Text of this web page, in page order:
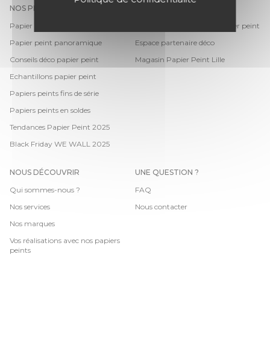
NOS PRODUITS
Papier peint tendance
Papier peint panoramique
Conseils déco papier peint
Echantillons papier peint
Papiers peints fins de série
Papiers peints en soldes
Tendances Papier Peint 2025
Black Friday WE WALL 2025
Trouver un magasin de papier peint
Espace partenaire déco
Magasin Papier Peint Lille
NOUS DÉCOUVRIR
Qui sommes-nous ?
Nos services
Nos marques
Vos réalisations avec nos papiers
peints
UNE QUESTION ?
FAQ
Nous contacter